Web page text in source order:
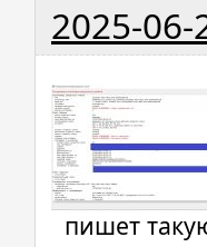
2025-06-
пишет